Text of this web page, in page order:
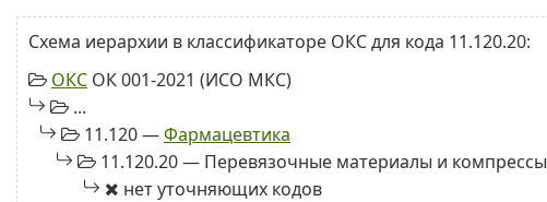
Схема иерархии в классификаторе ОКС для кода 11.120.20:
ОКС ОК 001-2021 (ИСО МКС)
...
11.120 —Фармацевтика
11.120.20 — Перевязочные материалы и компрессы
нет уточняющих кодов